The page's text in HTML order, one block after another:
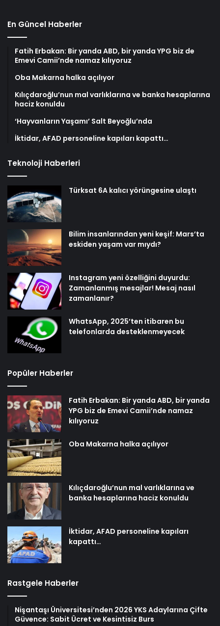
En Güncel Haberler
Fatih Erbakan: Bir yanda ABD, bir yanda YPG biz de
Emevi Camii’nde namaz kılıyoruz
Oba Makarna halka açılıyor
Kılıçdaroğlu’nun mal varlıklarına ve banka hesaplarına
haciz konuldu
‘Hayvanların Yaşamı’ Salt Beyoğlu’nda
İktidar, AFAD personeline kapıları kapattı…
Teknoloji Haberleri
Türksat 6A kalıcı yörüngesine ulaştı
Bilim insanlarından yeni keşif: Mars’ta
eskiden yaşam var mıydı?
Instagram yeni özelliğini duyurdu:
Zamanlanmış mesajlar! Mesaj nasıl
zamanlanır?
WhatsApp, 2025’ten itibaren bu
telefonlarda desteklenmeyecek
Popüler Haberler
Fatih Erbakan: Bir yanda ABD, bir yanda
YPG biz de Emevi Camii’nde namaz
kılıyoruz
Oba Makarna halka açılıyor
Kılıçdaroğlu’nun mal varlıklarına ve
banka hesaplarına haciz konuldu
İktidar, AFAD personeline kapıları
kapattı…
Rastgele Haberler
Nişantaşı Üniversitesi’nden 2026 YKS Adaylarına Çifte
Güvence: Sabit Ücret ve Kesintisiz Burs